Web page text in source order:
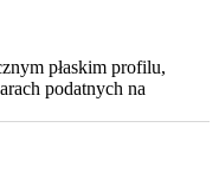
płaskim profilu,
podatnych na